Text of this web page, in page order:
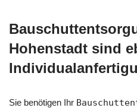
Hohenstadt sind
Sie benötigen Ihr